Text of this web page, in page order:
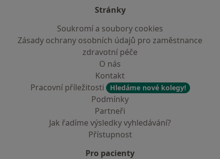
Stránky
Soukromí a soubory cookies
Zásady ochrany osobních údajů pro zaměstnance
zdravotní péče
O nás
Kontakt
Pracovní příležitosti
Hledáme nové kolegy!
Podmínky
Partneři
Jak řadíme výsledky vyhledávání?
Přístupnost
Pro pacienty